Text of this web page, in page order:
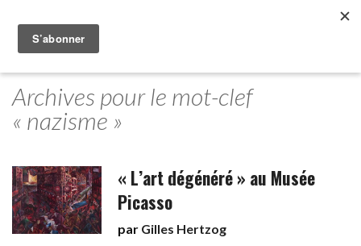
Archives pour le mot-clef
« nazisme »
« L’art dégénéré » au Musée
Picasso
par Gilles Hertzog